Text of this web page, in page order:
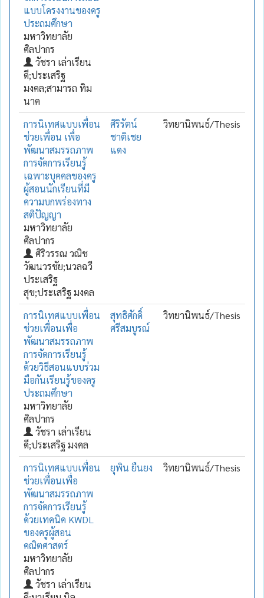
แบบโครงงานของครู
ประถมศึกษา
มหาวิทยาลัย
ศิลปากร
วัชรา เล่าเรียน
ดี;ประเสริฐ
มงคล;สามารถ ทิม
นาค
การนิเทศแบบเพื่อน
ช่วยเพื่อน เพื่อ
พัฒนาสมรรถภาพ
การจัดการเรียนรู้
เฉพาะบุคคลของครู
ผู้สอนนักเรียนที่มี
ความบกพร่องทาง
สติปัญญา
มหาวิทยาลัย
ศิลปากร
ศิริวรรณ วณิช
วัฒนวรชัย;นวลฉวี
ประเสริฐ
สุข;ประเสริฐ มงคล
ศิริรัตน์
ชาติเชย
แดง
วิทยานิพนธ์/Thesis
การนิเทศแบบเพื่อน
ช่วยเพื่อนเพื่อ
พัฒนาสมรรถภาพ
การจัดการเรียนรู้
ด้วยวิธีสอนแบบร่วม
มือกันเรียนรู้ของครู
ประถมศึกษา
มหาวิทยาลัย
ศิลปากร
วัชรา เล่าเรียน
ดี;ประเสริฐ มงคล
สุทธิศักดิ์
ศรีสมบูรณ์
วิทยานิพนธ์/Thesis
การนิเทศแบบเพื่อน
ช่วยเพื่อนเพื่อ
พัฒนาสมรรถภาพ
การจัดการเรียนรู้
ด้วยเทคนิค KWDL
ของครูผู้สอน
คณิตศาสตร์
มหาวิทยาลัย
ศิลปากร
วัชรา เล่าเรียน
ยุพิน ยืนยง วิทยานิพนธ์/Thesis